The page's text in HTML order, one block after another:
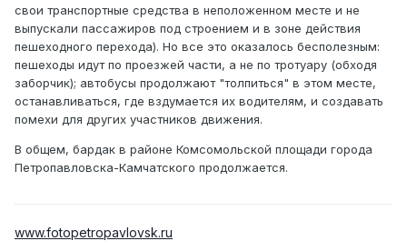
свои транспортные средства в неположенном месте и не
выпускали пассажиров под строением и в зоне действия
пешеходного перехода). Но все это оказалось бесполезным:
пешеходы идут по проезжей части, а не по тротуару (обходя
заборчик); автобусы продолжают "толпиться" в этом месте,
останавливаться, где вздумается их водителям, и создавать
помехи для других участников движения.
В общем, бардак в районе Комсомольской площади города
Петропавловска-Камчатского продолжается.
www.fotopetropavlovsk.ru